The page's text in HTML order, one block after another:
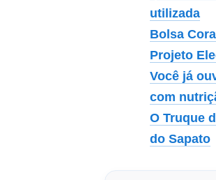
utilizada
Bolsa
Projeto
Você já
com
O Truque
do Sapato